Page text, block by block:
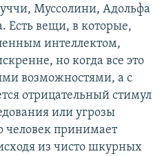
Муссолини, Адольфа
Есть вещи, в которые,
интеллектом,
но когда все это
возможностями, а с
отрицательный стимул
или угрозы
человек принимает
из чисто шкурных